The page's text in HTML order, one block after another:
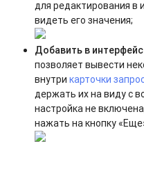
для редактирования
видеть его значения;
Добавить в
позволяет вывести
внутрикарточки
держать их на виду с
настройка не
нажать на кнопку